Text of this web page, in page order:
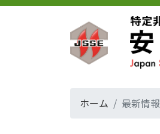
ホーム 最新情報